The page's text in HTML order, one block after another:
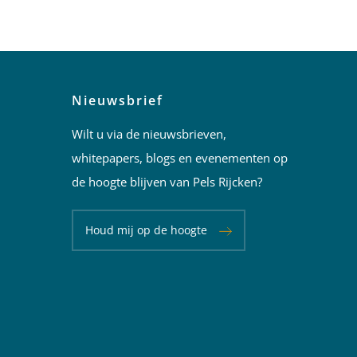
Nieuwsbrief
Wilt u via de nieuwsbrieven,
whitepapers, blogs en evenementen op
de hoogte blijven van Pels Rijcken?
Houd mij op de hoogte